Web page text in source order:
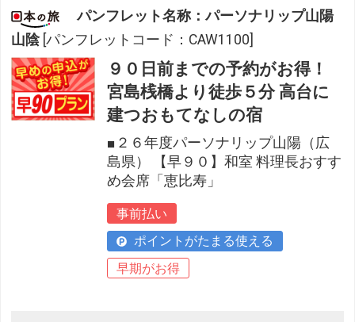
パンフレット名称：パーソナリップ山陽
山陰 [パンフレットコード：CAW1100]
９０日前までの予約がお得！
宮島桟橋より徒歩５分 高台に
建つおもてなしの宿
■２６年度パーソナリップ山陽（広
島県） 【早９０】和室 料理長おすす
め会席「恵比寿」
事前払い
ポイントがたまる使える
早期がお得